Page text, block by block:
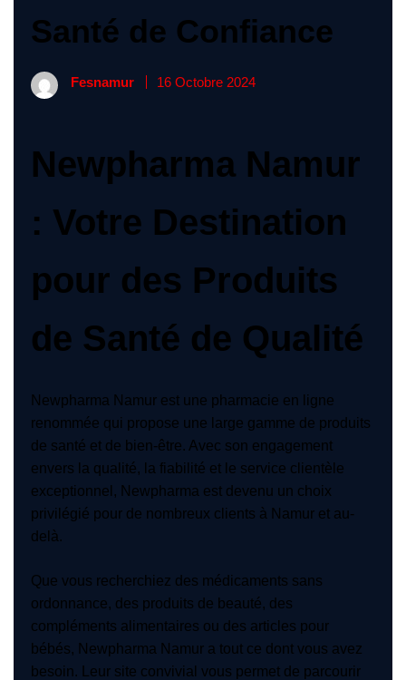
Santé de Confiance
Fesnamur 16 Octobre 2024
Newpharma Namur
: Votre Destination
pour des Produits
de Santé de Qualité
Newpharma Namur est une pharmacie en ligne
renommée qui propose une large gamme de produits
de santé et de bien-être. Avec son engagement
envers la qualité, la fiabilité et le service clientèle
exceptionnel, Newpharma est devenu un choix
privilégié pour de nombreux clients à Namur et au-
delà.
Que vous recherchiez des médicaments sans
ordonnance, des produits de beauté, des
compléments alimentaires ou des articles pour
bébés, Newpharma Namur a tout ce dont vous avez
besoin. Leur site convivial vous permet de parcourir